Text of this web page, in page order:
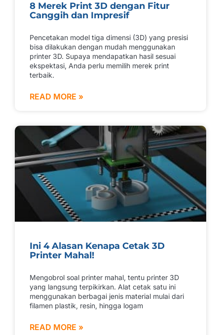
8 Merek Print 3D dengan Fitur
Canggih dan Impresif
Pencetakan model tiga dimensi (3D) yang presisi
bisa dilakukan dengan mudah menggunakan
printer 3D. Supaya mendapatkan hasil sesuai
ekspektasi, Anda perlu memilih merek print
terbaik.
READ MORE »
Ini 4 Alasan Kenapa Cetak 3D
Printer Mahal!
Mengobrol soal printer mahal, tentu printer 3D
yang langsung terpikirkan. Alat cetak satu ini
menggunakan berbagai jenis material mulai dari
filamen plastik, resin, hingga logam
READ MORE »